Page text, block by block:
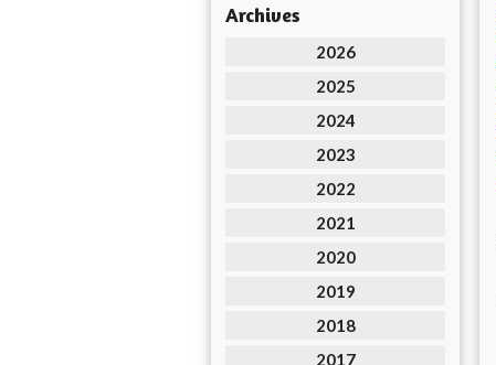
Archives
2026
2025
2024
2023
2022
2021
2020
2019
2018
2017